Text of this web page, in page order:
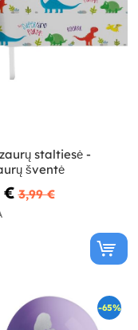
staltiesė -
šventė
€ 3,99 €
-65%